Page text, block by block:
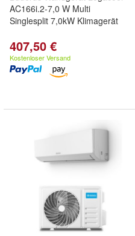
AC166i.2-7,0 W Multi
Singlesplit 7,0kW Klimagerät
407,50 €
Kostenloser Versand